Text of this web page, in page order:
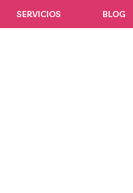
SERVICIOS BLOG